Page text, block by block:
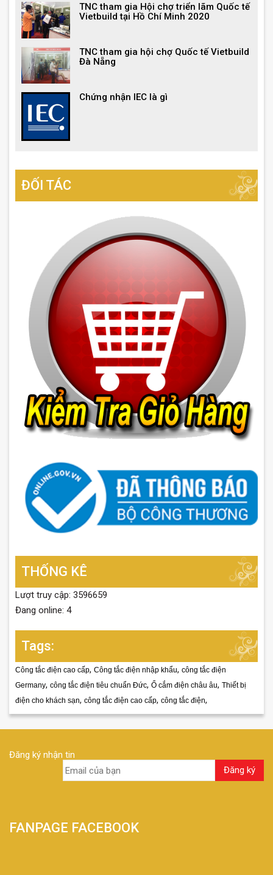
TNC tham gia Hội chợ triển lãm Quốc tế
Vietbuild tại Hồ Chí Minh 2020
TNC tham gia hội chợ Quốc tế Vietbuild
Đà Nẵng
Chứng nhận IEC là gì
ĐỐI TÁC
THỐNG KÊ
Lượt truy cập: 3596659
Đang online: 4
Tags:
Công tắc điện cao cấp, Công tắc điện nhập khẩu, công tắc điện
Germany, công tắc điện tiêu chuẩn Đức, Ổ cắm điện châu âu, Thiết bị
điện cho khách sạn, công tắc điện cao cấp, công tắc điện,
Đăng ký nhận tin
FANPAGE FACEBOOK